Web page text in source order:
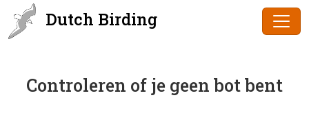
Dutch Birding
Controleren of je geen bot bent